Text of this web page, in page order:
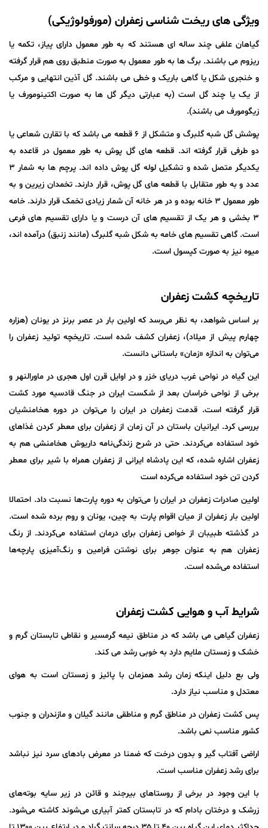
ویژگی های ریخت شناسی زعفران (مورفولوژیکی)
گیاهان علفی چند ساله ای هستند که به طور معمول دارای پیاز، تکمه یا
ریزوم می باشند. برگ ها به طور معمول به صورت منطبق روی هم قرار گرفته
و خنجری شکل یا گاهی باریک و خطی می باشند. گل آذین انتهایی و مرکب
از یک یا چند گل است (به عبارتی دیگر گل ها به صورت اکتینومورف یا
زیگومورف می باشند).
پوشش گل شبه گلبرگ و متشکل از ۶ قطعه می باشد که با تقارن شعاعی یا
دو طرفی قرار گرفته اند. قطعه های گل پوش به طور معمول در قاعده به
یکدیگر متصل شده و تشکیل لوله گل پوش داده اند. پرچم ها به شمار ۳
عدد و به طور متقابل با قطعه های گل پوش، قرار دارند. تخمدان زیرین و به
طور معمول ۳ خانه بوده و در هر خانه آن شمار زیادی تخمک قرار دارند. خامه
۳ بخشی و هر یک از تقسیم های آن درست و یا دارای تقسیم های فرعی
است. گاهی تقسیم های خامه به شکل شبه گلبرگ (مانند زنبق) درآمده اند،
میوه نیز به صورت کپسول است.
تاریخچه کشت زعفران
بر اساس شواهد، به نظر می‌رسد که اولین بار در عصر برنز در یونان (هزاره
چهارم پیش از میلاد)، زعفران کشف شده است. تاریخچه تولید زعفران را
می‌توان به اندازه «زمان» باستانی دانست.
این گیاه در نواحی غرب دریای خزر و در اوایل قرن اول هجری در ماورالنهر و
برخی از نواحی خراسان بعد از شکست ایران در جنگ قادسیه مورد کشت
قرار گرفته است. قدمت زعفران در ایران را می‌توان در دوره هخامنشیان
بررسی کرد. ایرانیان باستان در آن زمان از زعفران برای معطر کردن غذاهای
خود استفاده می‌کردند. حتی در شرح زندگی‌نامه داریوش هخامنشی هم به
زعفران اشاره شده، که این پادشاه ایرانی از زعفران همراه با شیر برای معطر
کردن تن خود استفاده می‌کرده است
اولین صادرات زعفران در ایران را می‌توان به دوره پارت‌ها نسبت داد. احتمالا
اولین بار زعفران از میان اقوام پارت به چین، یونان و روم برده شده است.
در گذشته طبیبان از خواص زعفران برای درمان استفاده می‌کردند. از رنگ
زعفران هم به عنوان جوهر برای نوشتن فرامین و رنگ‌آمیزی پارچه‌ها
استفاده می‌شده است.
شرایط آب و هوایی کشت زعفران
زعفران گیاهی می باشد که در مناطق نیمه گرمسیر و نقاطی تابستان گرم و
خشک و زمستان ملایم دارد به خوبی رشد می کند.
ولی بع دلیل اینکه زمان رشد همزمان با پائیز و زمستان است به هوای
معتدل و مناسب نیاز دارد.
پس کشت زعفران در مناطق گرم و مناطقی مانند گیلان و مازندران و جنوب
کشور مناسب نمی باشد.
اراضی آفتاب گیر و بدون درخت که ضمنا در معرض بادهای سرد نیز نباشد
برای رشد زعفران مناسب است.
با این وجود در برخی از روستاهای بیرجند و قائن در زیر سایه بوته‌های
زرشک و درختان بادام که در تابستان کمتر آبیاری می‌شوند کاشته می‌شود.